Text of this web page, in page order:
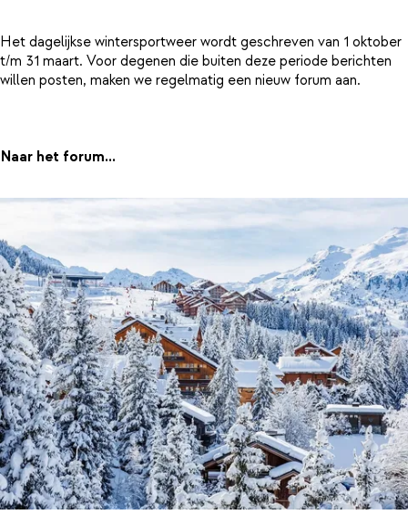
Het dagelijkse wintersportweer wordt geschreven van 1 oktober
t/m 31 maart. Voor degenen die buiten deze periode berichten
willen posten, maken we regelmatig een nieuw forum aan.
Naar het forum...